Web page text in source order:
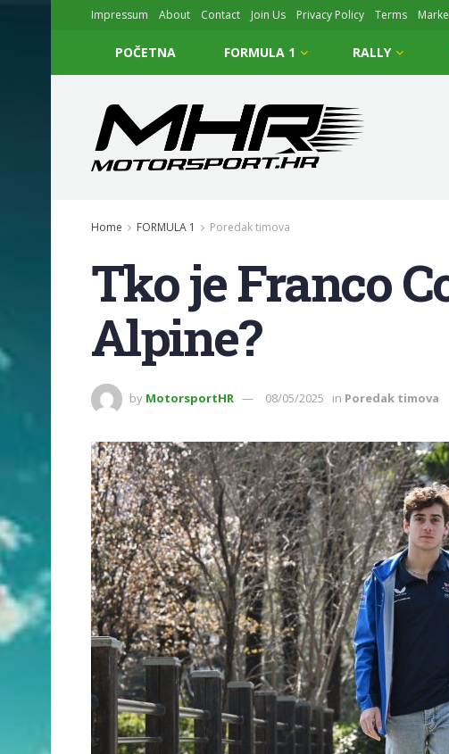
Impressum About Contact Join Us Privacy Policy Terms
POČETNA FORMULA 1 RALLY
Home FORMULA 1 Poredak timova
Tko je Franco
Alpine?
by MotorsportHR 08/05/2025 in Poredak timova